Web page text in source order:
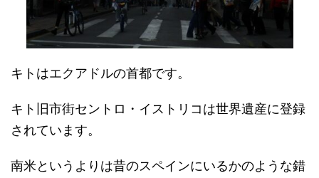
キトはエクアドルの首都です。
キト旧市街セントロ・イストリコは世界遺産に登録
されています。
南米というよりは昔のスペインにいるかのような錯